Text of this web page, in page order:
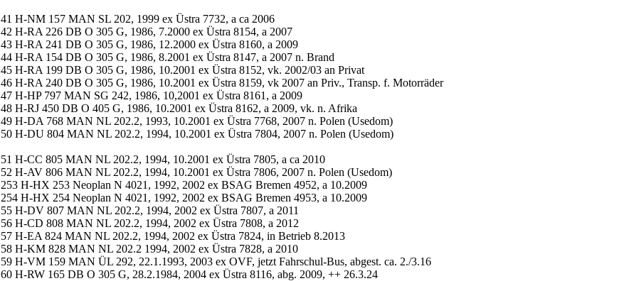
41 H-NM 157 MAN SL 202, 1999 ex Üstra 7732, a ca 2006
42 H-RA 226 DB O 305 G, 1986, 7.2000 ex Üstra 8154, a 2007
43 H-RA 241 DB O 305 G, 1986, 12.2000 ex Üstra 8160, a 2009
44 H-RA 154 DB O 305 G, 1986, 8.2001 ex Üstra 8147, a 2007 n. Brand
45 H-RA 199 DB O 305 G, 1986, 10.2001 ex Üstra 8152, vk. 2002/03 an Privat
46 H-RA 240 DB O 305 G, 1986, 10.2001 ex Üstra 8159, vk 2007 an Priv., Transp. f. Motorräder
47 H-HP 797 MAN SG 242, 1986, 10,2001 ex Üstra 8161, a 2009
48 H-RJ 450 DB O 405 G, 1986, 10.2001 ex Üstra 8162, a 2009, vk. n. Afrika
49 H-DA 768 MAN NL 202.2, 1993, 10.2001 ex Üstra 7768, 2007 n. Polen (Usedom)
50 H-DU 804 MAN NL 202.2, 1994, 10.2001 ex Üstra 7804, 2007 n. Polen (Usedom)
51 H-CC 805 MAN NL 202.2, 1994, 10.2001 ex Üstra 7805, a ca 2010
52 H-AV 806 MAN NL 202.2, 1994, 10.2001 ex Üstra 7806, 2007 n. Polen (Usedom)
253 H-HX 253 Neoplan N 4021, 1992, 2002 ex BSAG Bremen 4952, a 10.2009
254 H-HX 254 Neoplan N 4021, 1992, 2002 ex BSAG Bremen 4953, a 10.2009
55 H-DV 807 MAN NL 202.2, 1994, 2002 ex Üstra 7807, a 2011
56 H-CD 808 MAN NL 202.2, 1994, 2002 ex Üstra 7808, a 2012
57 H-EA 824 MAN NL 202.2, 1994, 2002 ex Üstra 7824, in Betrieb 8.2013
58 H-KM 828 MAN NL 202.2 1994, 2002 ex Üstra 7828, a 2010
59 H-VM 159 MAN ÜL 292, 22.1.1993, 2003 ex OVF, jetzt Fahrschul-Bus, abgest. ca. 2./3.16
60 H-RW 165 DB O 305 G, 28.2.1984, 2004 ex Üstra 8116, abg. 2009, ++ 26.3.24